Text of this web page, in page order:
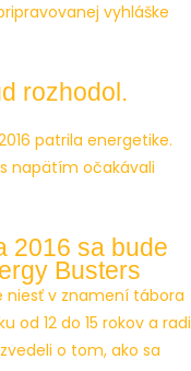
vyhláške
rozhodol.
patrila energetike.
napätím očakávali
2016 sa bude
Busters
niesť v znamení tábora
od 12 do 15 rokov a radi
o tom, ako sa